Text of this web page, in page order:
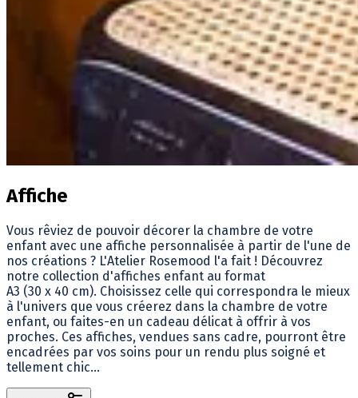
Affiche
Vous rêviez de pouvoir décorer la chambre de votre
enfant avec une affiche personnalisée à partir de l'une de
nos créations ? L'Atelier Rosemood l'a fait ! Découvrez
notre collection d'affiches enfant au format
A3 (30 x 40 cm). Choisissez celle qui correspondra le mieux
à l'univers que vous créerez dans la chambre de votre
enfant, ou faites-en un cadeau délicat à offrir à vos
proches. Ces affiches, vendues sans cadre, pourront être
encadrées par vos soins pour un rendu plus soigné et
tellement chic...